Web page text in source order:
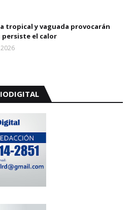
tropical y vaguada provocarán
persiste el calor